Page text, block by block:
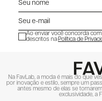
Ao enviar você concorda
descritos na Política de
Na FavLab, a moda é mais do que
por inovação e estilo, sempre um
antes mesmo de elas se
exclusividade, a